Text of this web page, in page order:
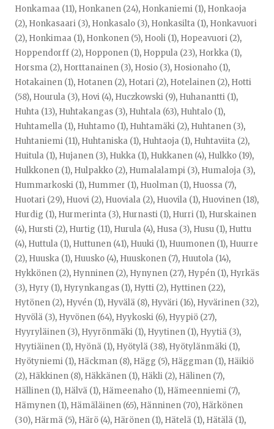
Honkamaa (11), Honkanen (24), Honkaniemi (1), Honkaoja
(2), Honkasaari (3), Honkasalo (3), Honkasilta (1), Honkavuori
(2), Honkimaa (1), Honkonen (5), Hooli (1), Hopeavuori (2),
Hoppendorff (2), Hopponen (1), Hoppula (23), Horkka (1),
Horsma (2), Horttanainen (3), Hosio (3), Hosionaho (1),
Hotakainen (1), Hotanen (2), Hotari (2), Hotelainen (2), Hotti
(58), Hourula (3), Hovi (4), Huczkowski (9), Huhanantti (1),
Huhta (13), Huhtakangas (3), Huhtala (63), Huhtalo (1),
Huhtamella (1), Huhtamo (1), Huhtamäki (2), Huhtanen (3),
Huhtaniemi (11), Huhtaniska (1), Huhtaoja (1), Huhtaviita (2),
Huitula (1), Hujanen (3), Hukka (1), Hukkanen (4), Hulkko (19),
Hulkkonen (1), Hulpakko (2), Humalalampi (3), Humaloja (3),
Hummarkoski (1), Hummer (1), Huolman (1), Huossa (7),
Huotari (29), Huovi (2), Huoviala (2), Huovila (1), Huovinen (18),
Hurdig (1), Hurmerinta (3), Hurnasti (1), Hurri (1), Hurskainen
(4), Hursti (2), Hurtig (11), Hurula (4), Husa (3), Husu (1), Huttu
(4), Huttula (1), Huttunen (41), Huuki (1), Huumonen (1), Huurre
(2), Huuska (1), Huusko (4), Huuskonen (7), Huutola (14),
Hykkönen (2), Hynninen (2), Hynynen (27), Hypén (1), Hyrkäs
(3), Hyry (1), Hyrynkangas (1), Hytti (2), Hyttinen (22),
Hytönen (2), Hyvén (1), Hyvälä (8), Hyväri (16), Hyvärinen (32),
Hyvölä (3), Hyvönen (64), Hyykoski (6), Hyypiö (27),
Hyyryläinen (3), Hyyrönmäki (1), Hyytinen (1), Hyytiä (3),
Hyytiäinen (1), Hyönä (1), Hyötylä (38), Hyötylänmäki (1),
Hyötyniemi (1), Häckman (8), Hägg (5), Häggman (1), Häikiö
(2), Häkkinen (8), Häkkänen (1), Häkli (2), Hälinen (7),
Hällinen (1), Hälvä (1), Hämeenaho (1), Hämeenniemi (7),
Hämynen (1), Hämäläinen (65), Hänninen (70), Härkönen
(30), Härmä (5), Härö (4), Härönen (1), Hätelä (1), Hätälä (1),